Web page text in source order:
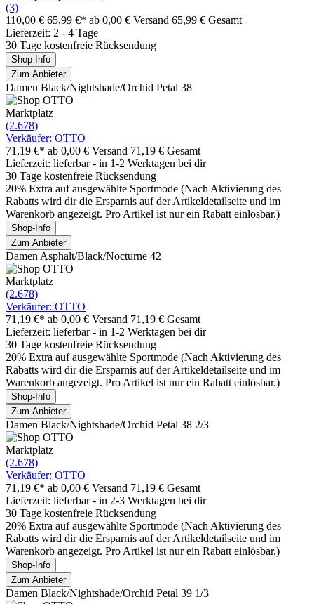
(3)
110,00 € 65,99 €* ab 0,00 € Versand 65,99 € Gesamt
Lieferzeit: 2 - 4 Tage
30 Tage kostenfreie Rücksendung
Shop-Info
Zum Anbieter
Damen Black/Nightshade/Orchid Petal 38
Marktplatz
(2.678)
Verkäufer: OTTO
71,19 €* ab 0,00 € Versand 71,19 € Gesamt
Lieferzeit: lieferbar - in 1-2 Werktagen bei dir
30 Tage kostenfreie Rücksendung
20% Extra auf ausgewählte Sportmode (Nach Aktivierung des
Rabatts wird dir die Ersparnis auf der Artikeldetailseite und im
Warenkorb angezeigt. Pro Artikel ist nur ein Rabatt einlösbar.)
Shop-Info
Zum Anbieter
Damen Asphalt/Black/Nocturne 42
Marktplatz
(2.678)
Verkäufer: OTTO
71,19 €* ab 0,00 € Versand 71,19 € Gesamt
Lieferzeit: lieferbar - in 1-2 Werktagen bei dir
30 Tage kostenfreie Rücksendung
20% Extra auf ausgewählte Sportmode (Nach Aktivierung des
Rabatts wird dir die Ersparnis auf der Artikeldetailseite und im
Warenkorb angezeigt. Pro Artikel ist nur ein Rabatt einlösbar.)
Shop-Info
Zum Anbieter
Damen Black/Nightshade/Orchid Petal 38 2/3
Marktplatz
(2.678)
Verkäufer: OTTO
71,19 €* ab 0,00 € Versand 71,19 € Gesamt
Lieferzeit: lieferbar - in 2-3 Werktagen bei dir
30 Tage kostenfreie Rücksendung
20% Extra auf ausgewählte Sportmode (Nach Aktivierung des
Rabatts wird dir die Ersparnis auf der Artikeldetailseite und im
Warenkorb angezeigt. Pro Artikel ist nur ein Rabatt einlösbar.)
Shop-Info
Zum Anbieter
Damen Black/Nightshade/Orchid Petal 39 1/3